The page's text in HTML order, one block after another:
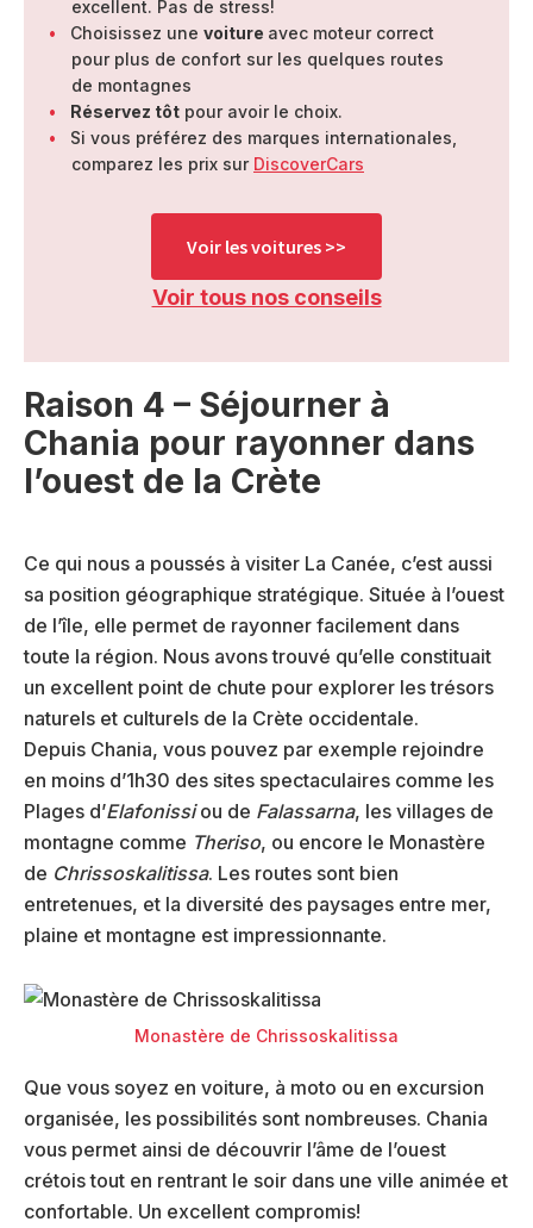
excellent. Pas de stress!
Choisissez une voiture avec moteur correct
pour plus de confort sur les quelques routes
de montagnes
Réservez tôt pour avoir le choix.
Si vous préférez des marques internationales,
comparez les prix sur DiscoverCars
Voir les voitures >>
Voir tous nos conseils
Raison 4 – Séjourner à
Chania pour rayonner dans
l’ouest de la Crète
Ce qui nous a poussés à visiter La Canée, c’est aussi
sa position géographique stratégique. Située à l’ouest
de l’île, elle permet de rayonner facilement dans
toute la région. Nous avons trouvé qu’elle constituait
un excellent point de chute pour explorer les trésors
naturels et culturels de la Crète occidentale.
Depuis Chania, vous pouvez par exemple rejoindre
en moins d’1h30 des sites spectaculaires comme les
Plages d’Elafonissiou de Falassarna, les villages de
montagne comme Theriso, ou encore le Monastère
de Chrissoskalitissa. Les routes sont bien
entretenues, et la diversité des paysages entre mer,
plaine et montagne est impressionnante.
Monastère de Chrissoskalitissa
Que vous soyez en voiture, à moto ou en excursion
organisée, les possibilités sont nombreuses. Chania
vous permet ainsi de découvrir l’âme de l’ouest
crétois tout en rentrant le soir dans une ville animée et
confortable. Un excellent compromis!